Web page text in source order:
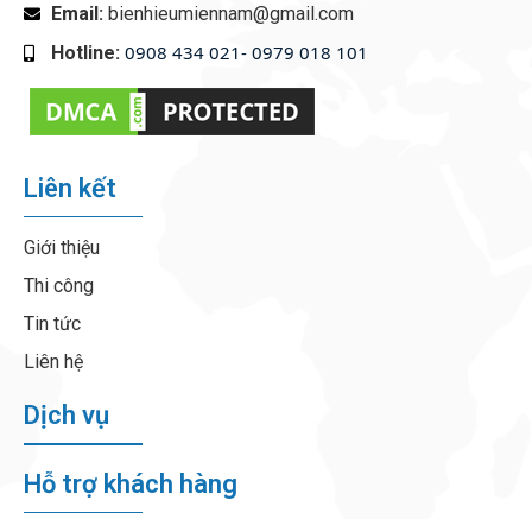
Email: bienhieumiennam@gmail.com
Hotline: 0908 434 021- 0979 018 101
Liên kết
Giới thiệu
Thi công
Tin tức
Liên hệ
Dịch vụ
Hỗ trợ khách hàng